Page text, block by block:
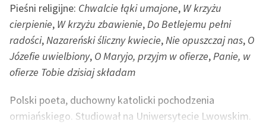
Szkoła Poezji Wolnych
Lektur
O nas
Kontakt
O projekcie
Zespół
Pieśni religijne: Chwalcie łąki umajone, W krzyżu
cierpienie, W krzyżu zbawienie,Do Betlejemu pełni
radości,Nazareński śliczny kwiecie,Nie opuszczaj nas, O
Józefie uwielbiony, O Maryjo, przyjm w ofierze,Panie, w
ofierze Tobie dzisiaj składam
Polski poeta, duchowny katolicki pochodzenia
ormiańskiego. Studiował na Uniwersytecie Lwowskim.